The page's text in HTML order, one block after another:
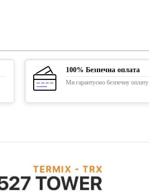
100% Безпечна оплата
Ми гарантуємо безпечну оплату